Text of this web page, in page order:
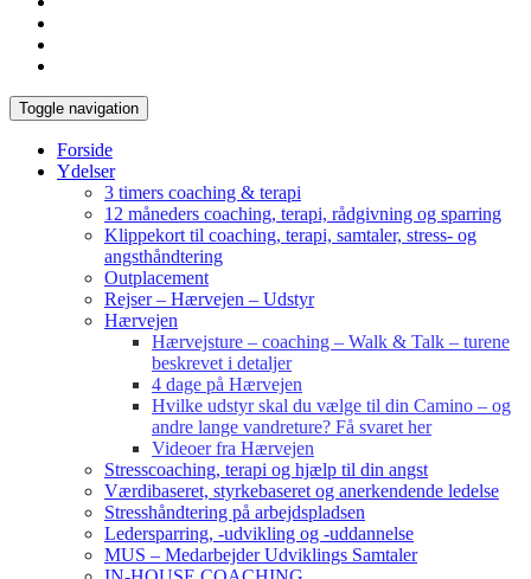
Toggle navigation
Forside
Ydelser
3 timers coaching & terapi
12 måneders coaching, terapi, rådgivning og sparring
Klippekort til coaching, terapi, samtaler, stress- og
angsthåndtering
Outplacement
Rejser – Hærvejen – Udstyr
Hærvejen
Hærvejsture – coaching – Walk & Talk – turene
beskrevet i detaljer
4 dage på Hærvejen
Hvilke udstyr skal du vælge til din Camino – og
andre lange vandreture? Få svaret her
Videoer fra Hærvejen
Stresscoaching, terapi og hjælp til din angst
Værdibaseret, styrkebaseret og anerkendende ledelse
Stresshåndtering på arbejdspladsen
Ledersparring, -udvikling og -uddannelse
MUS – Medarbejder Udviklings Samtaler